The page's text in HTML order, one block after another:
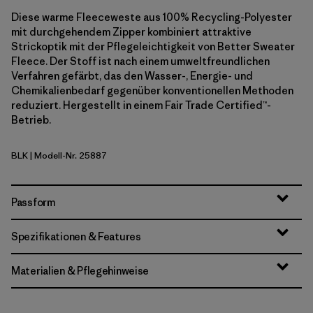
Diese warme Fleeceweste aus 100% Recycling-Polyester
mit durchgehendem Zipper kombiniert attraktive
Strickoptik mit der Pflegeleichtigkeit von Better Sweater
Fleece. Der Stoff ist nach einem umweltfreundlichen
Verfahren gefärbt, das den Wasser-, Energie- und
Chemikalienbedarf gegenüber konventionellen Methoden
reduziert. Hergestellt in einem Fair Trade Certified™-
Betrieb.
Black
BLK| Modell-Nr. 25887
Passform
Spezifikationen & Features
Materialien & Pflegehinweise